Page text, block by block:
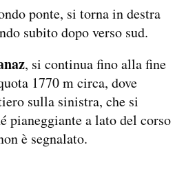
ponte, si torna in destra
subito dopo verso sud.
, si continua fino alla fine
1770 m circa, dove
sulla sinistra, che si
pianeggiante a lato del corso
è segnalato.